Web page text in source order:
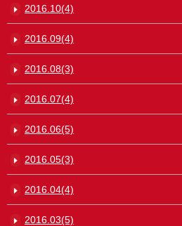
2016.10(4)
2016.09(4)
2016.08(3)
2016.07(4)
2016.06(5)
2016.05(3)
2016.04(4)
2016.03(5)